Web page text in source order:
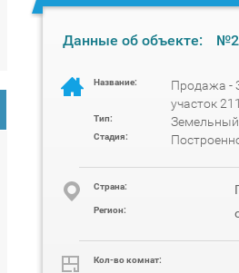
Данные об объекте:
Название:
Продажа -
участок
Тип: Земельный
Стадия:
Cтрана:
Регион:
Кол-во комнат: